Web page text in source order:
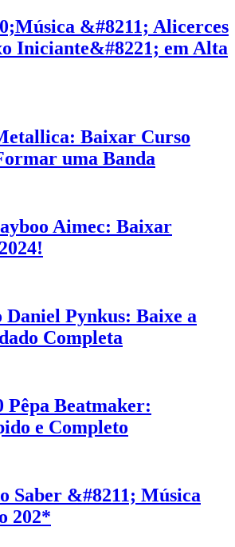
&#8211; Alicerces
Iniciante&#8221; em Alta
Baixar Curso
uma Banda
Aimec: Baixar
Daniel Pynkus: Baixe a
Completa
Pêpa Beatmaker:
e Completo
Saber &#8211; Música
202*